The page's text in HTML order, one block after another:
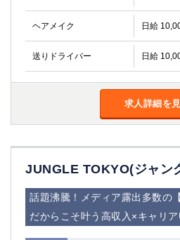
ヘアメイク 日給
送りドライバー 日給
求人詳細を
JUNGLE TOKYO(ジャン
話題沸騰！メディア露出多数の
だからこそ叶う高収入×キャリ